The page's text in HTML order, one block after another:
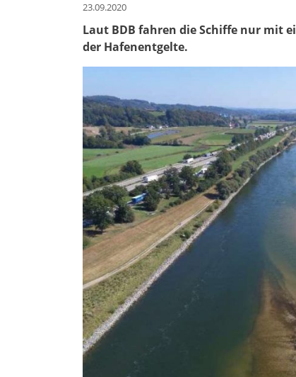
23.09.2020
Laut BDB fahren die Schiffe nur mit
der Hafenentgelte.